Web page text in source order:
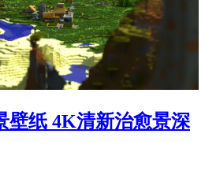
壁纸 4K清新治愈景深